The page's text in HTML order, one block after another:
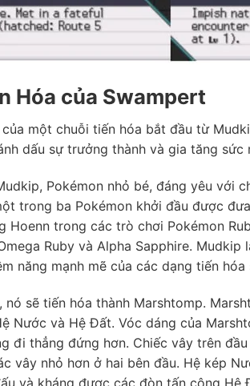
Hóa của Swampert
một chuỗi tiến hóa bắt đầu từ
dấu sự trưởng thành và gia tăng sức
Pokémon nhỏ bé, đáng yêu với
trong ba Pokémon khởi đầu được
Hoenn trong các trò chơi Pokémon
Ruby và Alpha Sapphire.
năng mạnh mẽ của các dạng tiến hóa
nó sẽ tiến hóa thành Marshtomp.
Nước và Hệ Đất. Vóc dáng của
đi thẳng đứng hơn. Chiếc vây trên
vây nhỏ hơn ở hai bên đầu. Hệ kép
và kháng được các đòn tấn công Hệ